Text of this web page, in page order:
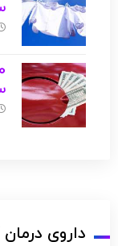
داروی درمان